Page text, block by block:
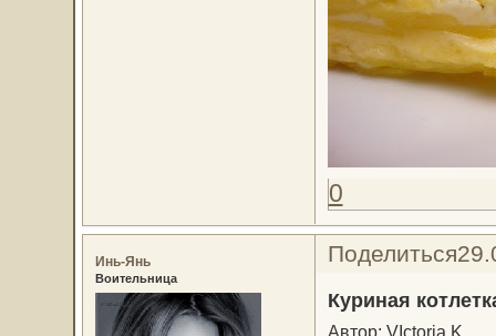
0
Поделиться
Инь-Янь
Воительница
Куриная
Автор: VIctoria K.